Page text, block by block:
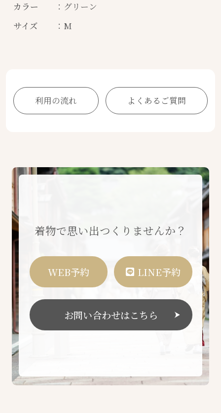
カラー
：グリーン
サイズ
：M
利用の流れ よくあるご質問
着物で思い出つくりませんか？
WEB予約 LINE予約
お問い合わせはこちら